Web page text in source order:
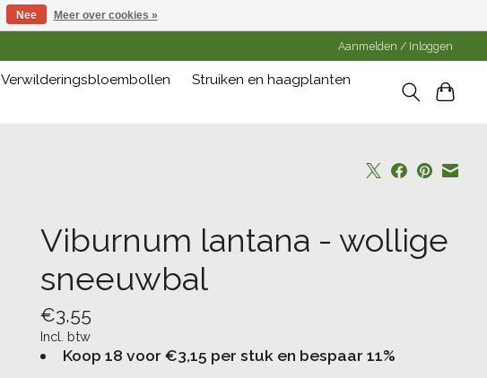
Aanmelden / Inloggen
Verwilderingsbloembollen
Struiken en haagplanten
Viburnum lantana - wollige
sneeuwbal
€3,55
Incl. btw
Koop 18 voor €3,15 per stuk en bespaar 11%
Nee Meer over cookies »